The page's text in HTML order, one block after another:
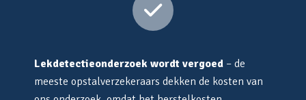
Lekdetectieonderzoek wordt vergoed – de
meeste opstalverzekeraars dekken de kosten van